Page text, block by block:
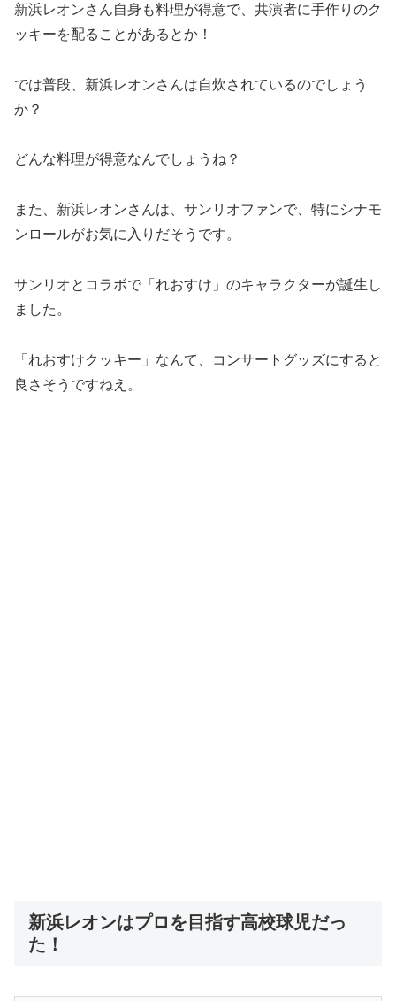
新浜レオンさん自身も料理が得意で、共演者に手作りのク
ッキーを配ることがあるとか！
では普段、新浜レオンさんは自炊されているのでしょう
か？
どんな料理が得意なんでしょうね？
また、新浜レオンさんは、サンリオファンで、特にシナモ
ンロールがお気に入りだそうです。
サンリオとコラボで「れおすけ」のキャラクターが誕生し
ました。
「れおすけクッキー」なんて、コンサートグッズにすると
良さそうですねえ。
新浜レオンはプロを目指す高校球児だっ
た！